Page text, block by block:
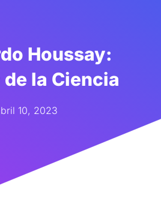
Houssay:
la Ciencia
10, 2023